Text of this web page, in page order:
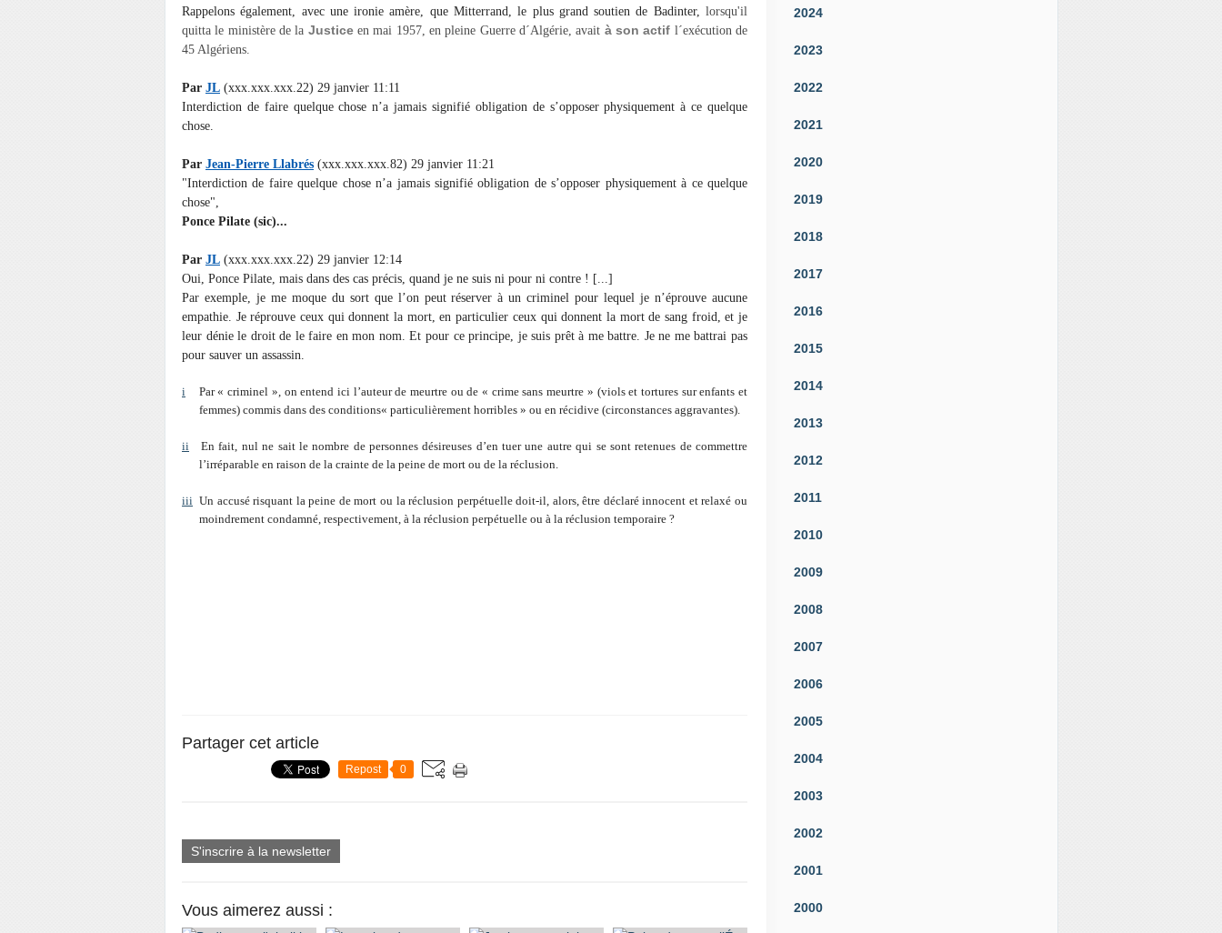
Rappelons également, avec une ironie amère, que Mitterrand, le plus grand soutien de Badinter, lorsqu'il
quitta le ministère de la Justiceen mai 1957, en pleine Guerre d´Algérie,avait à son actif l´exécution de
45 Algériens.
Par JL (xxx.xxx.xxx.22) 29 janvier 11:11
Interdiction de faire quelque chose n’a jamais signifié obligation de s’opposer physiquement à ce quelque
chose.
Par Jean-Pierre Llabrés (xxx.xxx.xxx.82) 29 janvier 11:21
"Interdiction de faire quelque chose n’a jamais signifié obligation de s’opposer physiquement à ce quelque
chose",
Ponce Pilate (sic)...
Par JL (xxx.xxx.xxx.22) 29 janvier 12:14
Oui, Ponce Pilate, mais dans des cas précis, quand je ne suis ni pour ni contre ! [...]
Par exemple, je me moque du sort que l’on peut réserver à un criminel pour lequel je n’éprouve aucune
empathie. Je réprouve ceux qui donnent la mort, en particulier ceux qui donnent la mort de sang froid, et je
leur dénie le droit de le faire en mon nom. Et pour ce principe, je suis prêt à me battre. Je ne me battrai pas
pour sauver un assassin.
i Par « criminel », on entend ici l’auteur de meurtre ou de « crime sans meurtre » (viols et tortures sur enfants et
femmes) commis dans des conditions« particulièrement horribles » ou en récidive (circonstances aggravantes).
ii En fait, nul ne sait le nombre de personnes désireuses d’en tuer une autre qui se sont retenues de commettre
l’irréparable en raison de la crainte de la peine de mort ou de la réclusion.
iii Un accusé risquant la peine de mort ou la réclusion perpétuelle doit-il, alors, être déclaré innocent et relaxé ou
moindrement condamné, respectivement, à la réclusion perpétuelle ou à la réclusion temporaire ?
Partager cet article
Repost 0
S'inscrire à la newsletter
Vous aimerez aussi :
2024
2023
2022
2021
2020
2019
2018
2017
2016
2015
2014
2013
2012
2011
2010
2009
2008
2007
2006
2005
2004
2003
2002
2001
2000